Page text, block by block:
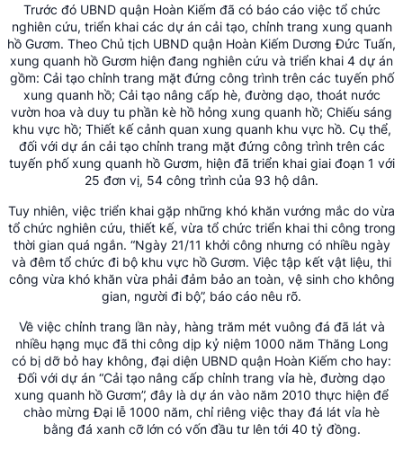
Trước đó UBND quận Hoàn Kiếm đã có báo cáo việc tổ chức
nghiên cứu, triển khai các dự án cải tạo, chỉnh trang xung quanh
hồ Gươm. Theo Chủ tịch UBND quận Hoàn Kiếm Dương Đức Tuấn,
xung quanh hồ Gươm hiện đang nghiên cứu và triển khai 4 dự án
gồm: Cải tạo chỉnh trang mặt đứng công trình trên các tuyến phố
xung quanh hồ; Cải tạo nâng cấp hè, đường dạo, thoát nước
vườn hoa và duy tu phần kè hồ hỏng xung quanh hồ; Chiếu sáng
khu vực hồ; Thiết kế cảnh quan xung quanh khu vực hồ. Cụ thể,
đối với dự án cải tạo chỉnh trang mặt đứng công trình trên các
tuyến phố xung quanh hồ Gươm, hiện đã triển khai giai đoạn 1 với
25 đơn vị, 54 công trình của 93 hộ dân.
Tuy nhiên, việc triển khai gặp những khó khăn vướng mắc do vừa
tổ chức nghiên cứu, thiết kế, vừa tổ chức triển khai thi công trong
thời gian quá ngắn. “Ngày 21/11 khởi công nhưng có nhiều ngày
và đêm tổ chức đi bộ khu vực hồ Gươm. Việc tập kết vật liệu, thi
công vừa khó khăn vừa phải đảm bảo an toàn, vệ sinh cho không
gian, người đi bộ”, báo cáo nêu rõ.
Về việc chỉnh trang lần này, hàng trăm mét vuông đá đã lát và
nhiều hạng mục đã thi công dịp kỷ niệm 1000 năm Thăng Long
có bị dỡ bỏ hay không, đại diện UBND quận Hoàn Kiếm cho hay:
Đối với dự án “Cải tạo nâng cấp chỉnh trang vỉa hè, đường dạo
xung quanh hồ Gươm”, đây là dự án vào năm 2010 thực hiện để
chào mừng Đại lễ 1000 năm, chỉ riêng việc thay đá lát vỉa hè
bằng đá xanh cỡ lớn có vốn đầu tư lên tới 40 tỷ đồng.